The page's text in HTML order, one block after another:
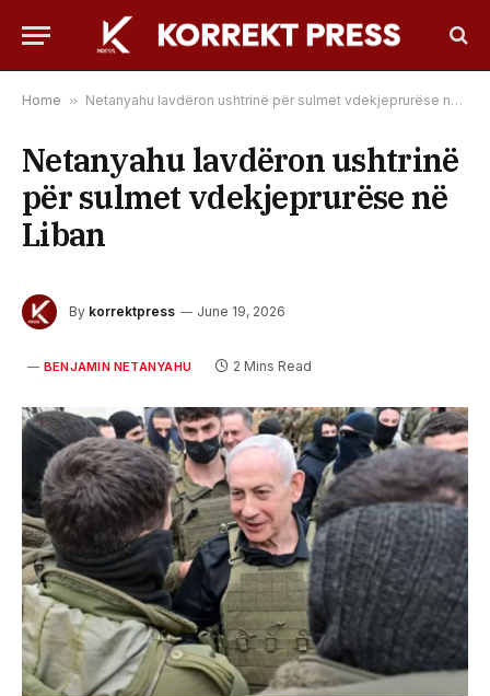
Home » Netanyahu lavdëron ushtrinë për sulmet vdekjeprurëse në Liban
Netanyahu lavdëron ushtrinë
për sulmet vdekjeprurëse në
Liban
By korrektpress June 19, 2026
BENJAMIN NETANYAHU 2 Mins Read